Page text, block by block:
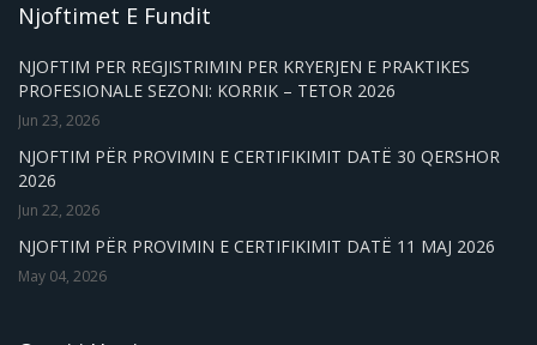
Njoftimet E Fundit
NJOFTIM PER REGJISTRIMIN PER KRYERJEN E PRAKTIKES
PROFESIONALE SEZONI: KORRIK – TETOR 2026
Jun 23, 2026
NJOFTIM PËR PROVIMIN E CERTIFIKIMIT DATË 30 QERSHOR
2026
Jun 22, 2026
NJOFTIM PËR PROVIMIN E CERTIFIKIMIT DATË 11 MAJ 2026
May 04, 2026